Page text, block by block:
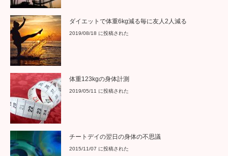
ダイエットで体重6kg減る毎に友人2人減る
2019/08/18 に投稿された
体重123kgの身体計測
2019/05/11 に投稿された
チートデイの翌日の身体の不思議
2015/11/07 に投稿された